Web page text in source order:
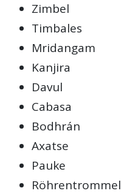
Zimbel
Timbales
Mridangam
Kanjira
Davul
Cabasa
Bodhrán
Axatse
Pauke
Röhrentrommel